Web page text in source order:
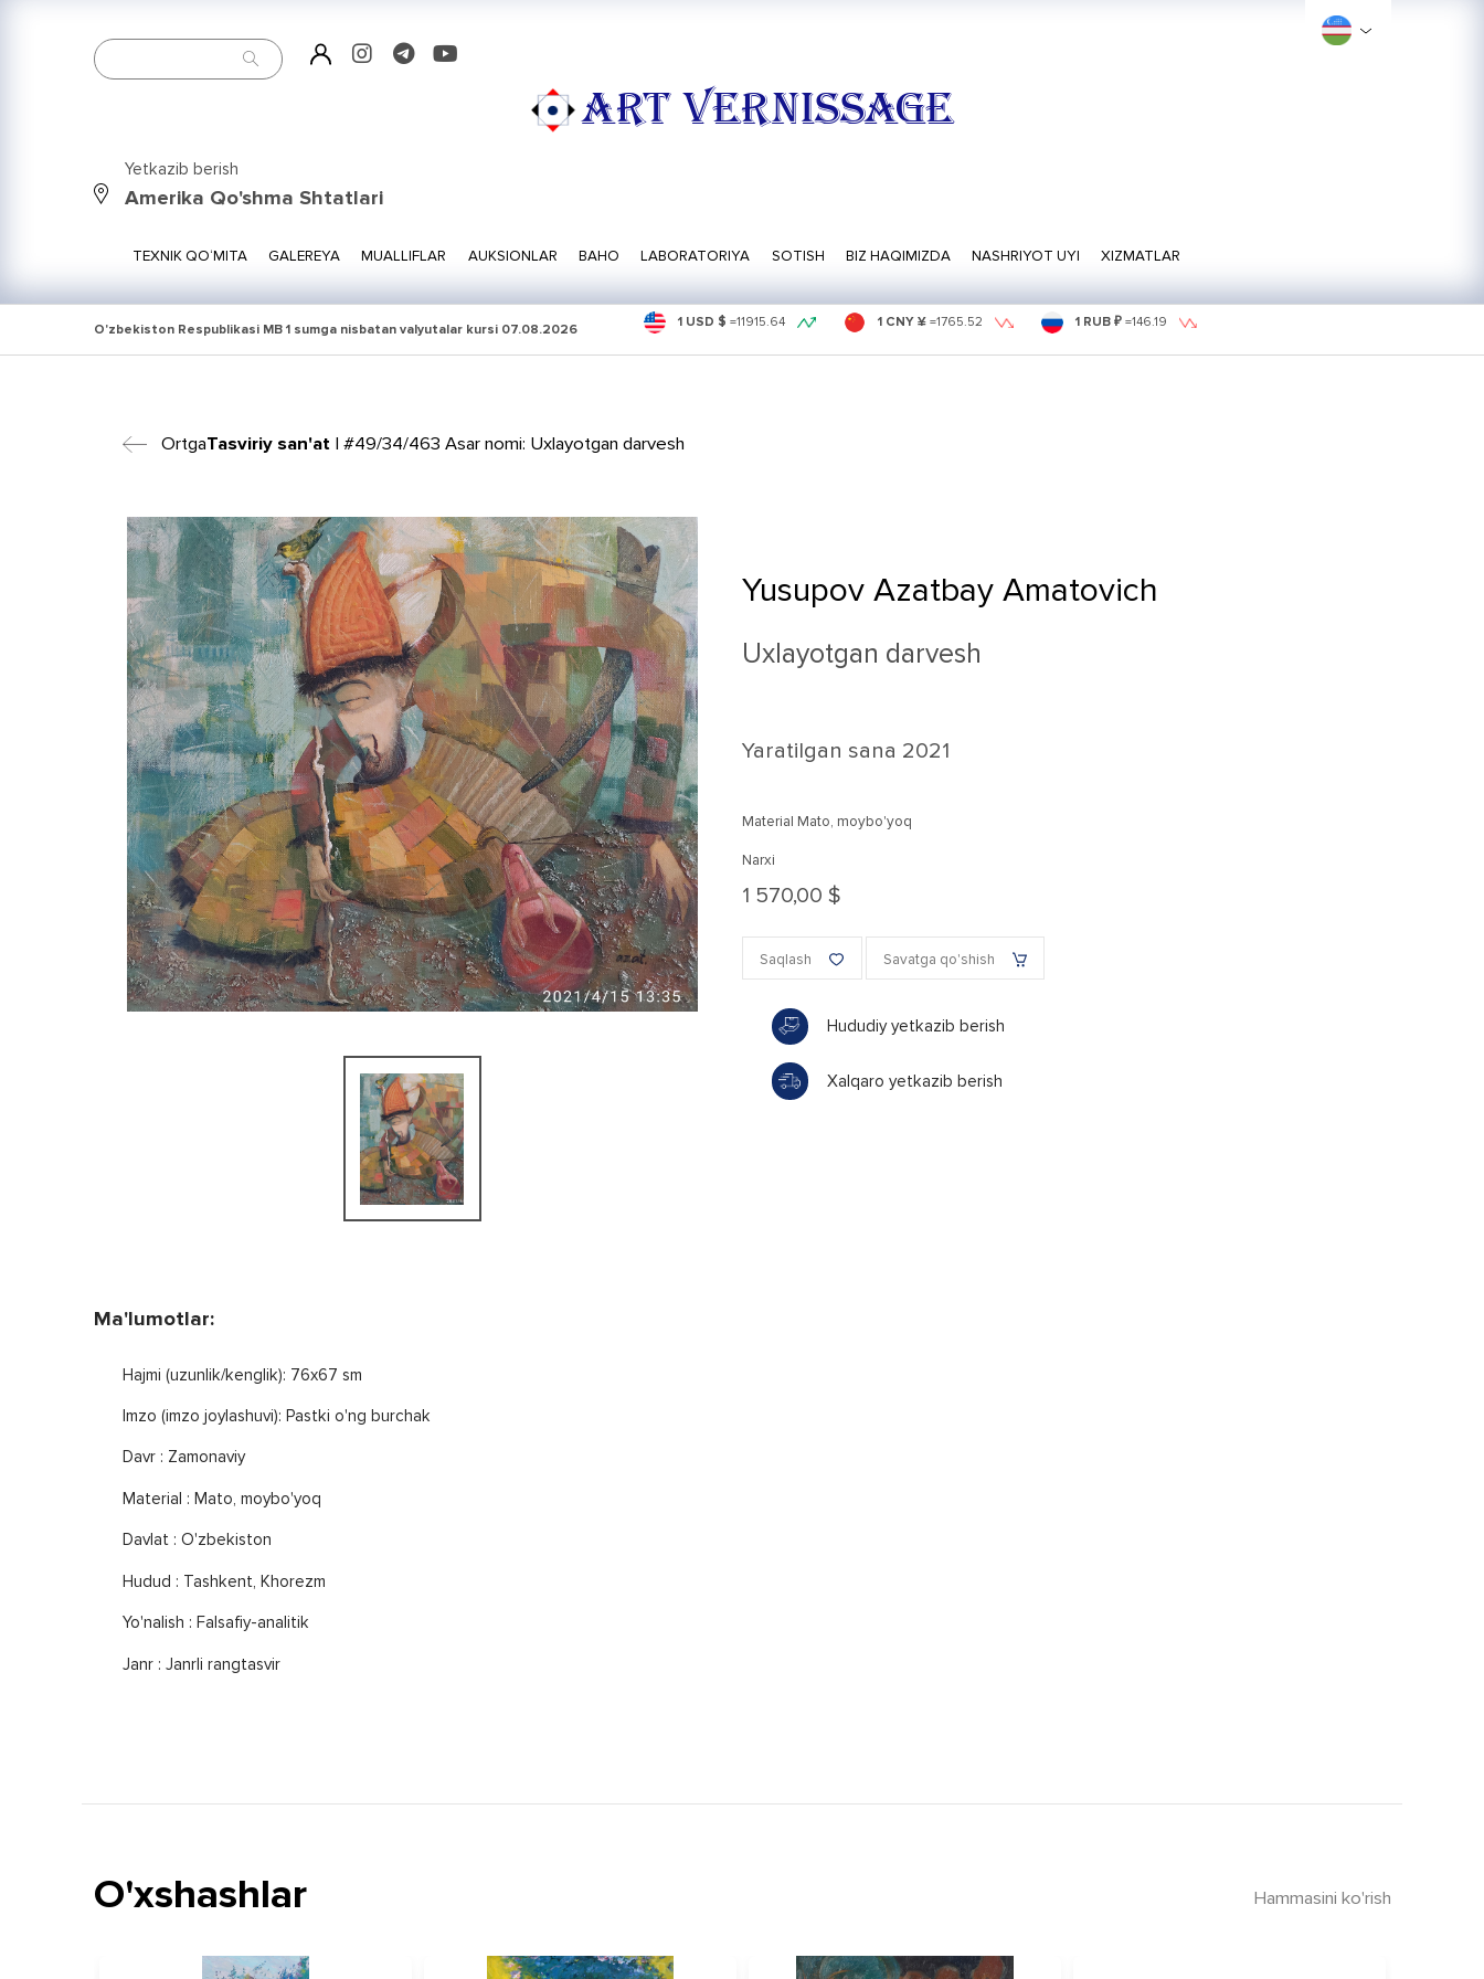
ART VERNISSAGE
Yetkazib berish
Amerika Qo'shma Shtatlari
TEXNIK QO‘MITA GALEREYA MUALLIFLAR AUKSIONLAR BAHO LABORATORIYA SOTISH BIZ HAQIMIZDA NASHRIYOT UYI XIZMATLAR
O'zbekiston Respublikasi MB 1 sumga nisbatan valyutalar kursi 07.08.2026 1 USD $ =11915.64 1 CNY ¥ =1765.52 1 RUB ₽ =146.19
OrtgaTasviriy san'at| #49/34/463 Asar nomi: Uxlayotgan darvesh
Ma'lumotlar:
Hajmi (uzunlik/kenglik): 76x67 sm
Imzo (imzo joylashuvi): Pastki o'ng burchak
Davr : Zamonaviy
Material : Mato, moybo'yoq
Davlat : O'zbekiston
Hudud : Tashkent, Khorezm
Yo'nalish : Falsafiy-analitik
Janr : Janrli rangtasvir
Yusupov Azatbay Amatovich
Uxlayotgan darvesh
Yaratilgan sana 2021
Material Mato, moybo'yoq
Narxi
1 570,00 $
Saqlash Savatga qo'shish
Hududiy yetkazib berish
Xalqaro yetkazib berish
O'xshashlar Hammasini ko'rish